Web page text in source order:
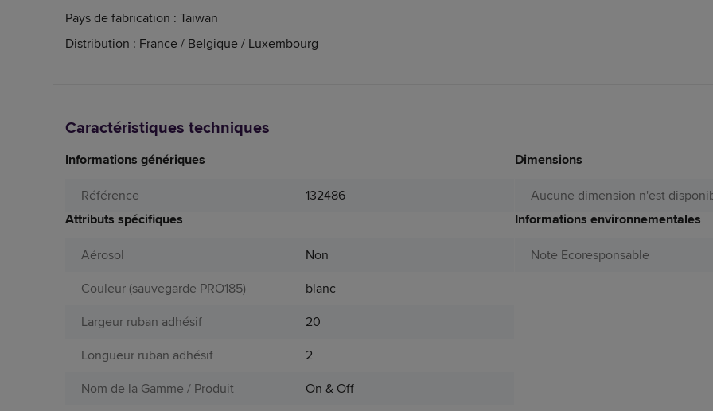
Pays de fabrication : Taiwan
Distribution : France / Belgique / Luxembourg
Caractéristiques techniques
Informations génériques
Référence
132486
Dimensions
Aucune dimension n'est
Attributs spécifiques
Aérosol
Non
Couleur (sauvegarde PRO185)
blanc
Largeur ruban adhésif
20
Longueur ruban adhésif
2
Nom de la Gamme / Produit
On & Off
Informations environnementales
Note Ecoresponsable